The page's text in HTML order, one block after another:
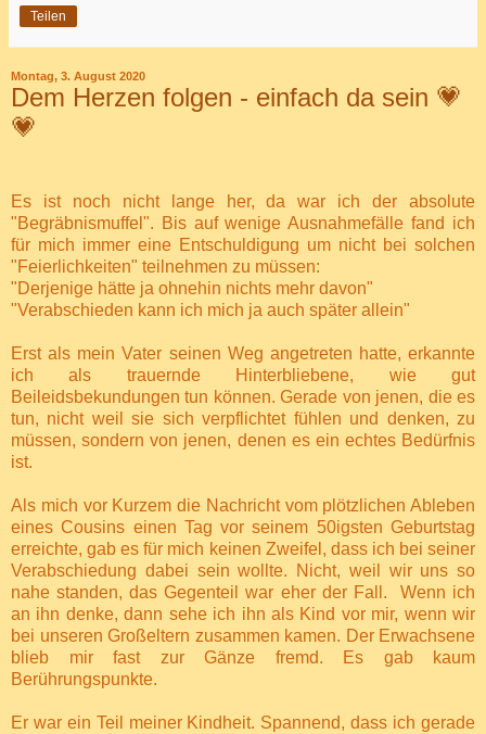
Teilen
Montag, 3. August 2020
Dem Herzen folgen - einfach da sein 💗
💗
Es ist noch nicht lange her, da war ich der absolute
"Begräbnismuffel". Bis auf wenige Ausnahmefälle fand ich
für mich immer eine Entschuldigung um nicht bei solchen
"Feierlichkeiten" teilnehmen zu müssen:
"Derjenige hätte ja ohnehin nichts mehr davon"
"Verabschieden kann ich mich ja auch später allein"
Erst als mein Vater seinen Weg angetreten hatte, erkannte
ich als trauernde Hinterbliebene, wie gut
Beileidsbekundungen tun können. Gerade von jenen, die es
tun, nicht weil sie sich verpflichtet fühlen und denken, zu
müssen, sondern von jenen, denen es ein echtes Bedürfnis
ist.
Als mich vor Kurzem die Nachricht vom plötzlichen Ableben
eines Cousins einen Tag vor seinem 50igsten Geburtstag
erreichte, gab es für mich keinen Zweifel, dass ich bei seiner
Verabschiedung dabei sein wollte. Nicht, weil wir uns so
nahe standen, das Gegenteil war eher der Fall.
Wenn ich
an ihn denke, dann sehe ich ihn als Kind vor mir, wenn wir
bei unseren Großeltern zusammen kamen. Der Erwachsene
blieb mir fast zur Gänze fremd. Es gab kaum
Berührungspunkte.
Er war ein Teil meiner Kindheit. Spannend, dass ich gerade